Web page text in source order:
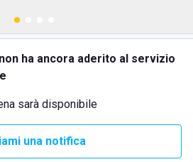
ha ancora aderito al servizio
sarà disponibile
una notifica